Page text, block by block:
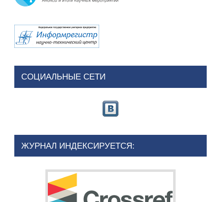
СОЦИАЛЬНЫЕ СЕТИ
ЖУРНАЛ ИНДЕКСИРУЕТСЯ: